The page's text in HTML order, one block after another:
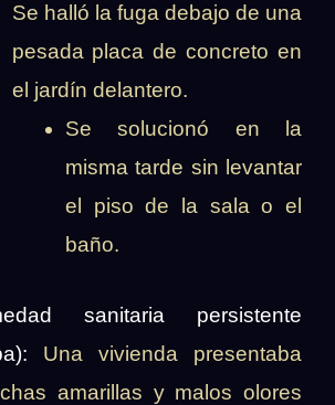
Se halló la fuga debajo de una
pesada placa de concreto en
el jardín delantero.
Se solucionó en la
misma tarde sin levantar
el piso de la sala o el
baño.
sanitaria persistente
Una vivienda presentaba
amarillas y malos olores